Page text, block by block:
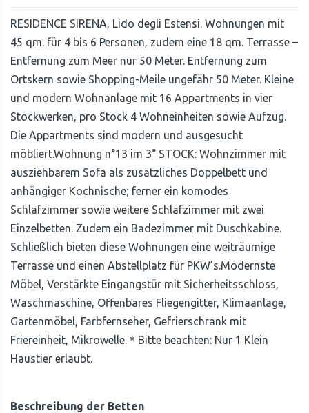
RESIDENCE SIRENA, Lido degli Estensi. Wohnungen mit
45 qm. für 4 bis 6 Personen, zudem eine 18 qm. Terrasse –
Entfernung zum Meer nur 50 Meter. Entfernung zum
Ortskern sowie Shopping-Meile ungefähr 50 Meter. Kleine
und modern Wohnanlage mit 16 Appartments in vier
Stockwerken, pro Stock 4 Wohneinheiten sowie Aufzug.
Die Appartments sind modern und ausgesucht
möbliert.Wohnung n°13 im 3° STOCK: Wohnzimmer mit
ausziehbarem Sofa als zusätzliches Doppelbett und
anhängiger Kochnische; ferner ein komodes
Schlafzimmer sowie weitere Schlafzimmer mit zwei
Einzelbetten. Zudem ein Badezimmer mit Duschkabine.
Schließlich bieten diese Wohnungen eine weiträumige
Terrasse und einen Abstellplatz für PKW’s.Modernste
Möbel, Verstärkte Eingangstür mit Sicherheitsschloss,
Waschmaschine, Offenbares Fliegengitter, Klimaanlage,
Gartenmöbel, Farbfernseher, Gefrierschrank mit
Friereinheit, Mikrowelle. * Bitte beachten: Nur 1 Klein
Haustier erlaubt.
Beschreibung der Betten